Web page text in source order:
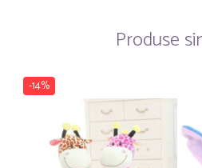
Produse
-14%